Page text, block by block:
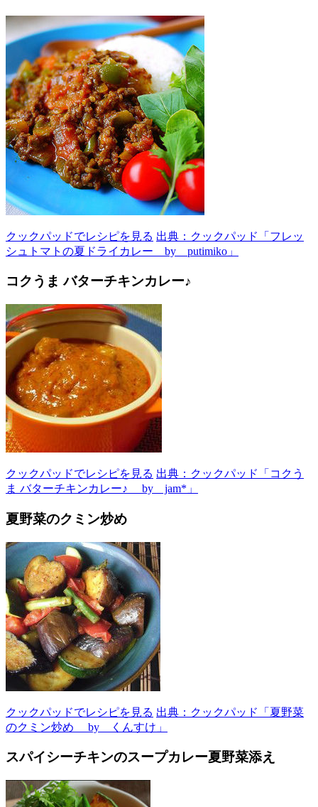
クックパッドでレシピを見る 出典：クックパッド「フレッ
シュトマトの夏ドライカレー by putimiko」
コクうま バターチキンカレー♪
クックパッドでレシピを見る 出典：クックパッド「コクう
ま バターチキンカレー♪ by jam*」
夏野菜のクミン炒め
クックパッドでレシピを見る 出典：クックパッド「夏野菜
のクミン炒め by くんすけ」
スパイシーチキンのスープカレー夏野菜添え